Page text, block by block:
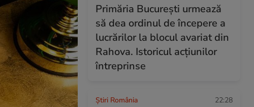
Primăria București urmează
să dea ordinul de începere a
lucrărilor la blocul avariat din
Rahova. Istoricul acțiunilor
întreprinse
Știri România 22:28